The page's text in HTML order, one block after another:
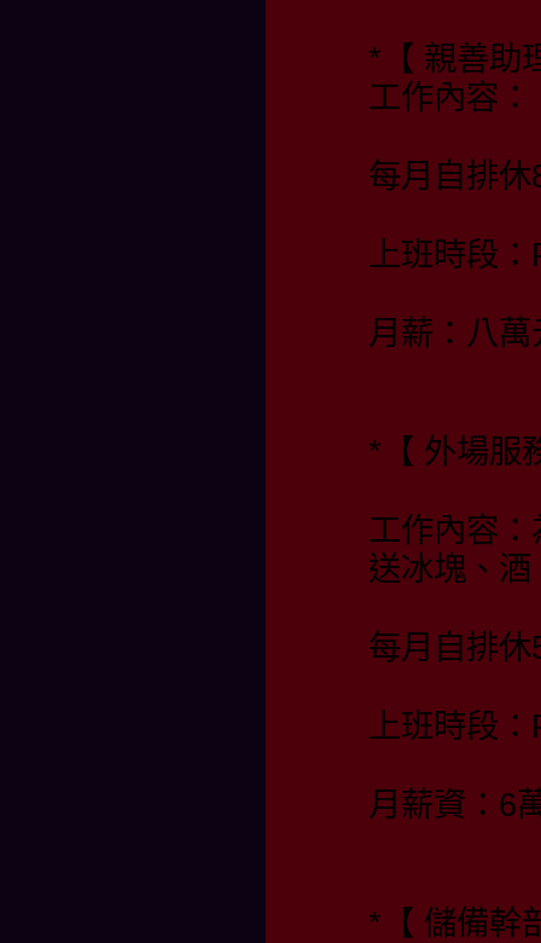
*【 親善助
工作內容
每月自排休
上班時段
月薪：八萬
*【 外場服
工作內容
送冰塊、
每月自排休
上班時段
月薪資：6
*【 儲備幹